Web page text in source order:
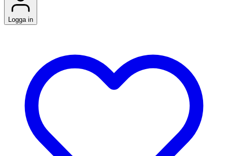
Logga in